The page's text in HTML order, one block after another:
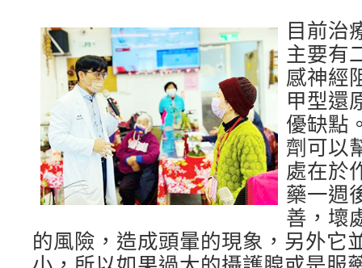
目前治
主要有
感神經
甲型還
優缺點
劑可以
處在於
藥一週
善，壞
的風險，造成頭暈的現象，另外它